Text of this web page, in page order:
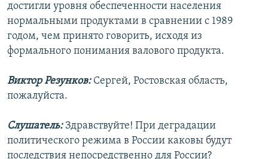
достигли уровня обеспеченности населения
нормальными продуктами в сравнении с 1989
годом, чем принято говорить, исходя из
формального понимания валового продукта.
Виктор Резунков:Сергей, Ростовская область,
пожалуйста.
Слушатель:Здравствуйте! При деградации
политического режима в России каковы будут
последствия непосредственно для России?